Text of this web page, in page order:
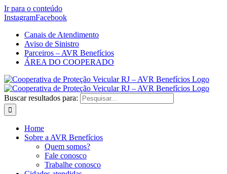
Ir para o conteúdo
InstagramFacebook
Canais de Atendimento
Aviso de Sinistro
Parceiros – AVR Benefícios
ÁREA DO COOPERADO
Buscar resultados para:
Home
Sobre a AVR Benefícios
Quem somos?
Fale conosco
Trabalhe conosco